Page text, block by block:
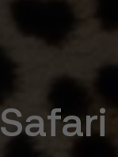
Safari